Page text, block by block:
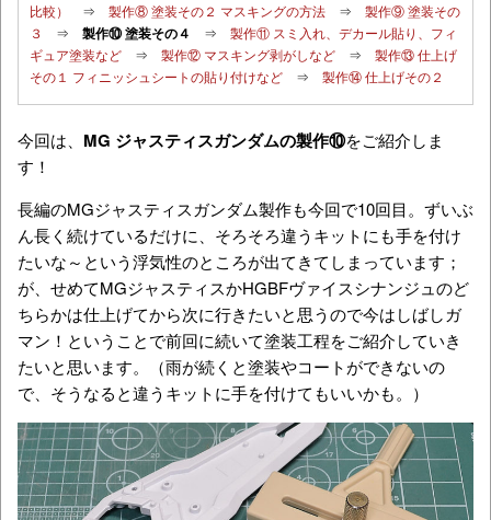
比較）
⇒ 製作⑧ 塗装その２ マスキングの方法 ⇒ 製作⑨ 塗装その
３
⇒ 製作⑩ 塗装その４ ⇒ 製作⑪ スミ入れ、デカール貼り、フィ
ギュア塗装など ⇒ 製作⑫ マスキング剥がしなど ⇒ 製作⑬ 仕上げ
その１ フィニッシュシートの貼り付けなど ⇒ 製作⑭ 仕上げその２
今回は、 MG ジャスティスガンダムの製作⑩をご紹介しま
す！
長編のMGジャスティスガンダム製作も今回で10回目。ずいぶ
ん長く続けているだけに、そろそろ違うキットにも手を付け
たいな～という浮気性のところが出てきてしまっています；
が、せめてMGジャスティスかHGBFヴァイスシナンジュのど
ちらかは仕上げてから次に行きたいと思うので今はしばしガ
マン！ということで前回に続いて塗装工程をご紹介していき
たいと思います。（雨が続くと塗装やコートができないの
で、そうなると違うキットに手を付けてもいいかも。）